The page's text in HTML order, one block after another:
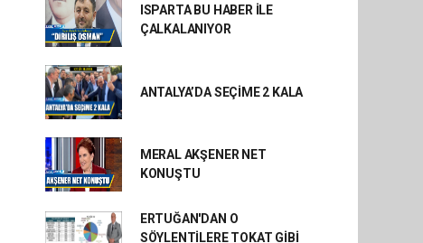
ISPARTA BU HABER İLE
ÇALKALANIYOR
ANTALYA’DA SEÇİME 2 KALA
MERAL AKŞENER NET
KONUŞTU
ERTUĞAN'DAN O
SÖYLENTİLERE TOKAT GİBİ